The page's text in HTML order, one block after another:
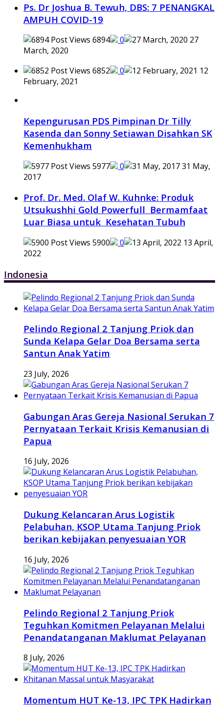
Ps. Dr Joshua B. Tewuh, DBS: 7 PENANGKAL
AMPUH COVID-19
6894 0
27
March, 2020
6852
0
12
February, 2021
Kepengurusan PDS Pimpinan Dr Tilly
Kasenda dan Sonny Setiawan Disahkan SK
Kemenhukham
5977 0
31 May,
2017
Prof. Dr. Med. Olaf W. Kuhnke: Produk
Utsukushhi Gold Powerfull Bermamfaat
Luar Biasa untuk Kesehatan Tubuh
5900 0
13 April,
2022
Indonesia
Pelindo Regional 2 Tanjung Priok dan
Sunda Kelapa Gelar Doa Bersama serta
Santun Anak Yatim
23 July, 2026
Gabungan Aras Gereja Nasional Serukan 7
Pernyataan Terkait Krisis Kemanusian di
Papua
16 July, 2026
Dukung Kelancaran Arus Logistik
Pelabuhan, KSOP Utama Tanjung Priok
berikan kebijakan penyesuaian YOR
16 July, 2026
Pelindo Regional 2 Tanjung Priok
Teguhkan Komitmen Pelayanan Melalui
Penandatanganan Maklumat Pelayanan
8 July, 2026
Momentum HUT Ke-13, IPC TPK Hadirkan